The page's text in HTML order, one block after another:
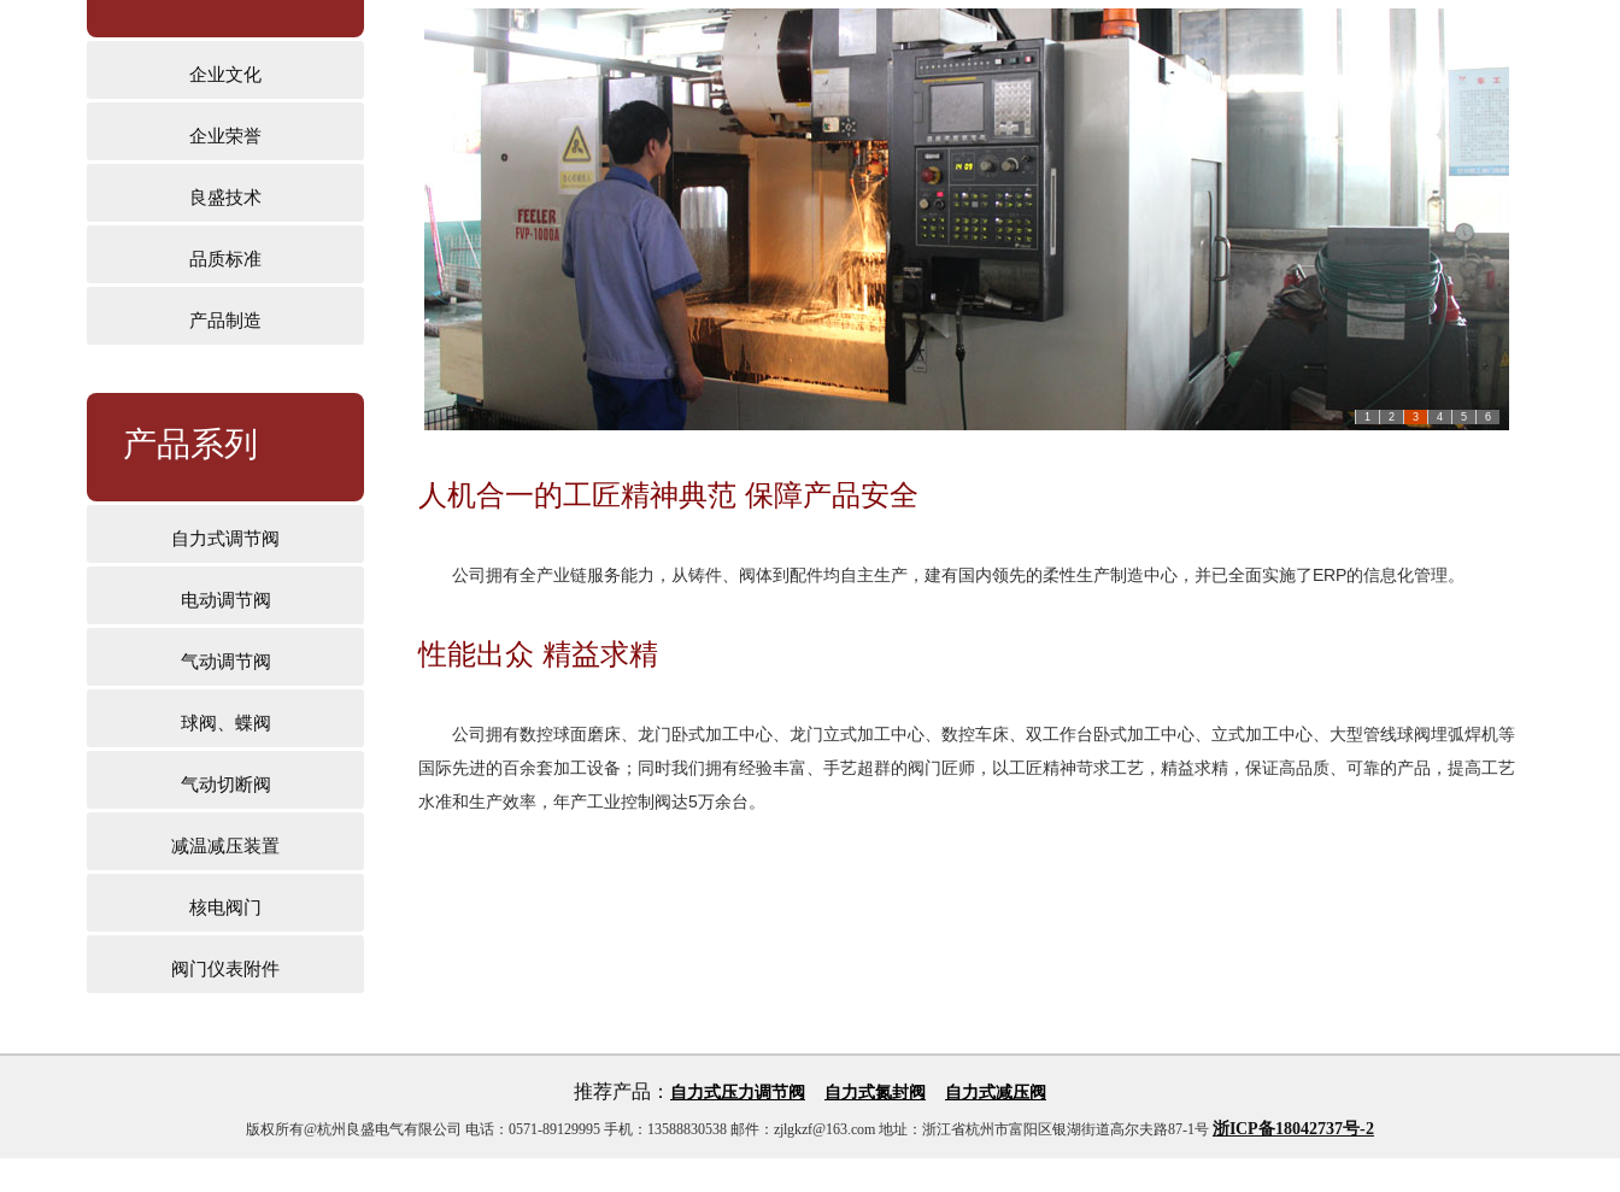
企业文化
企业荣誉
良盛技术
品质标准
产品制造
产品系列
自力式调节阀
电动调节阀
气动调节阀
球阀、蝶阀
气动切断阀
减温减压装置
核电阀门
阀门仪表附件
1 2 3 4 5 6
人机合一的工匠精神典范 保障产品安全
公司拥有全产业链服务能力，从铸件、阀体到配件均自主生产，建有国内领先的柔性生产制造中心，并已全面实施了ERP的信息化管理。
性能出众 精益求精
公司拥有数控球面磨床、龙门卧式加工中心、龙门立式加工中心、数控车床、双工作台卧式加工中心、立式加工中心、大型管线球阀埋弧焊机等
国际先进的百余套加工设备；同时我们拥有经验丰富、手艺超群的阀门匠师，以工匠精神苛求工艺，精益求精，保证高品质、可靠的产品，提高工艺
水准和生产效率，年产工业控制阀达5万余台。
推荐产品： 自力式压力调节阀 自力式氮封阀 自力式减压阀
版权所有@杭州良盛电气有限公司 电话：0571-89129995 手机：13588830538 邮件：zjlgkzf@163.com 地址：浙江省杭州市富阳区银湖街道高尔夫路87-1号 浙ICP备18042737号-2